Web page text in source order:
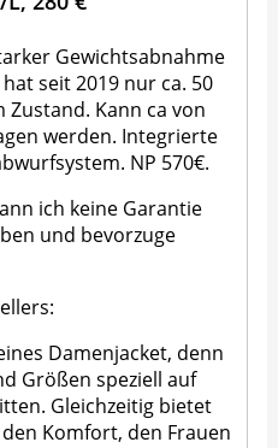
Gewichtsabnahme
seit 2019 nur ca. 50
Kann ca von
werden. Integrierte
NP 570€.
ich keine Garantie
und bevorzuge
Damenjacket, denn
Größen speziell auf
Gleichzeitig bietet
Komfort, den Frauen